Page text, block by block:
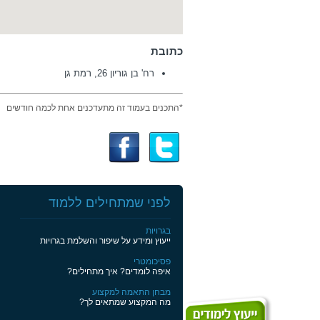
כתובת
רח' בן גוריון 26, רמת גן
*התכנים בעמוד זה מתעדכנים אחת לכמה חודשים
לפני שמתחילים ללמוד
בגרויות
ייעוץ ומידע על שיפור והשלמת בגרויות
פסיכומטרי
איפה לומדים? איך מתחילים?
מבחן התאמה למקצוע
מה המקצוע שמתאים לך?